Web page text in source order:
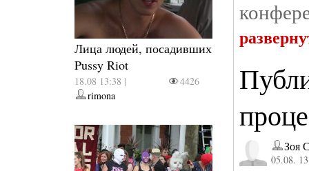
Лица людей, посадивших
Pussy Riot
18.08 13:38 |
4426
rimona
Зоя
05.08.